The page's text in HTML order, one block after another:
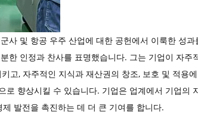
사 및 항공 우주 산업에 대한 공헌에서 이룩한 성
한 인정과 찬사를 표명했습니다. 그는 기업이 자주
고, 자주적인 지식과 재산권의 창조, 보호 및 적용
향상시킬 수 있습니다. 기업은 업계에서 기업의
발전을 촉진하는 데 더 큰 기여를 합니다.